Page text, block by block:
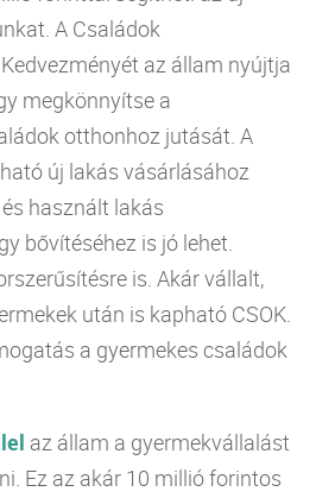
A Családok
az állam nyújtja
megkönnyítse a
otthonhoz jutását. A
új lakás vásárlásához
használt lakás
bővítéséhez is jó lehet.
is. Akár vállalt,
után is kapható CSOK.
a gyermekes családok
az állam a gyermekvállalást
Ez az akár 10 millió forintos